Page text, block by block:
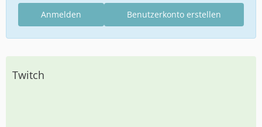
Benutzerkonto erstellen
Anmelden
Twitch